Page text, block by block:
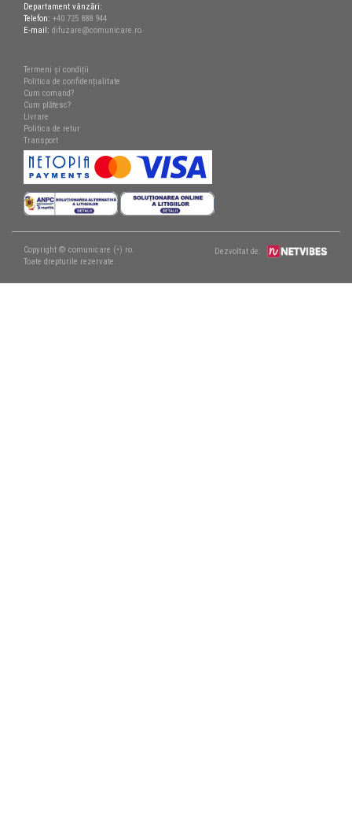
Departament vânzări:
Telefon: +40 725 888 944
E-mail: difuzare@comunicare.ro
Termeni și condiții
Politica de confidențialitate
Cum comand?
Cum plătesc?
Livrare
Politica de retur
Transport
Copyright © comunicare (•) ro.
Toate drepturile rezervate.
Dezvoltat de: